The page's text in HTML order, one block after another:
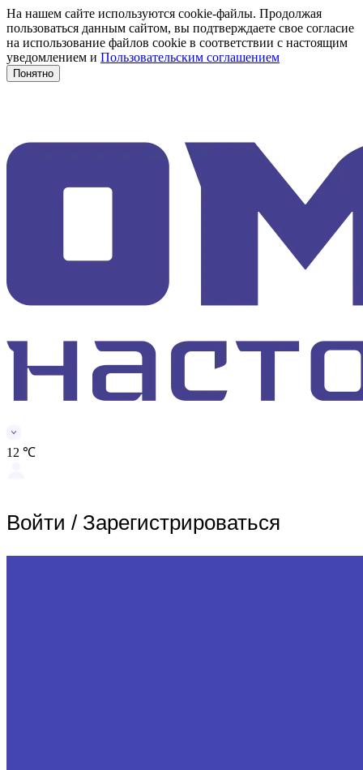
На нашем сайте используются cookie-файлы. Продолжая
пользоваться данным сайтом, вы подтверждаете свое согласие
на использование файлов cookie в соответствии с настоящим
уведомлением и Пользовательским соглашением
Понятно
12 ℃
Войти / Зарегистрироваться